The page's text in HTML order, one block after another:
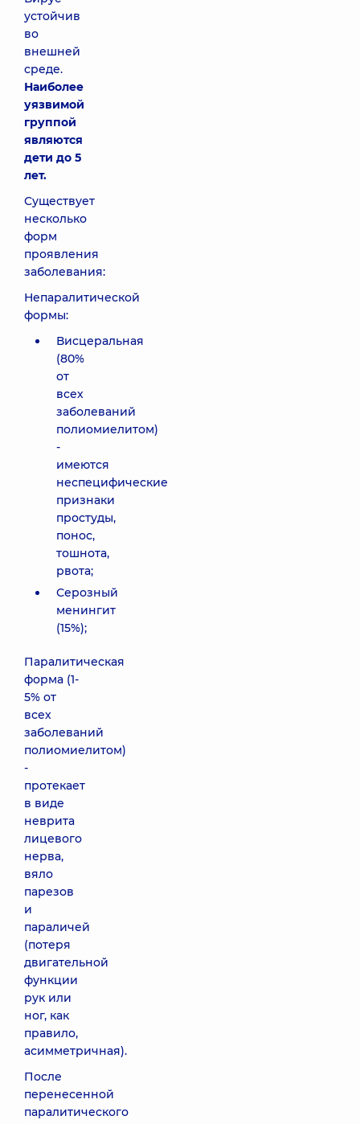
устойчив
во
внешней
среде.
Наиболее
уязвимой
группой
являются
дети до 5
лет.
Существует
несколько
форм
проявления
заболевания:
Непаралитической
формы:
Висцеральная
(80%
от
всех
заболеваний
полиомиелитом)
-
имеются
неспецифические
признаки
простуды,
понос,
тошнота,
рвота;
Серозный
менингит
(15%);
Паралитическая
форма (1-
5% от
всех
заболеваний
полиомиелитом)
-
протекает
в виде
неврита
лицевого
нерва,
вяло
парезов
и
параличей
(потеря
двигательной
функции
рук или
ног, как
правило,
асимметричная).
После
перенесенной
паралитического